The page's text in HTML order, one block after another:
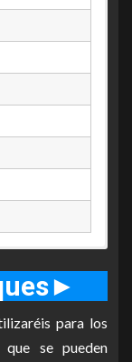
►
para los
se pueden